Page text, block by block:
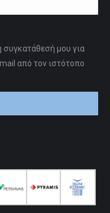
μου για
από τον ιστότοπο